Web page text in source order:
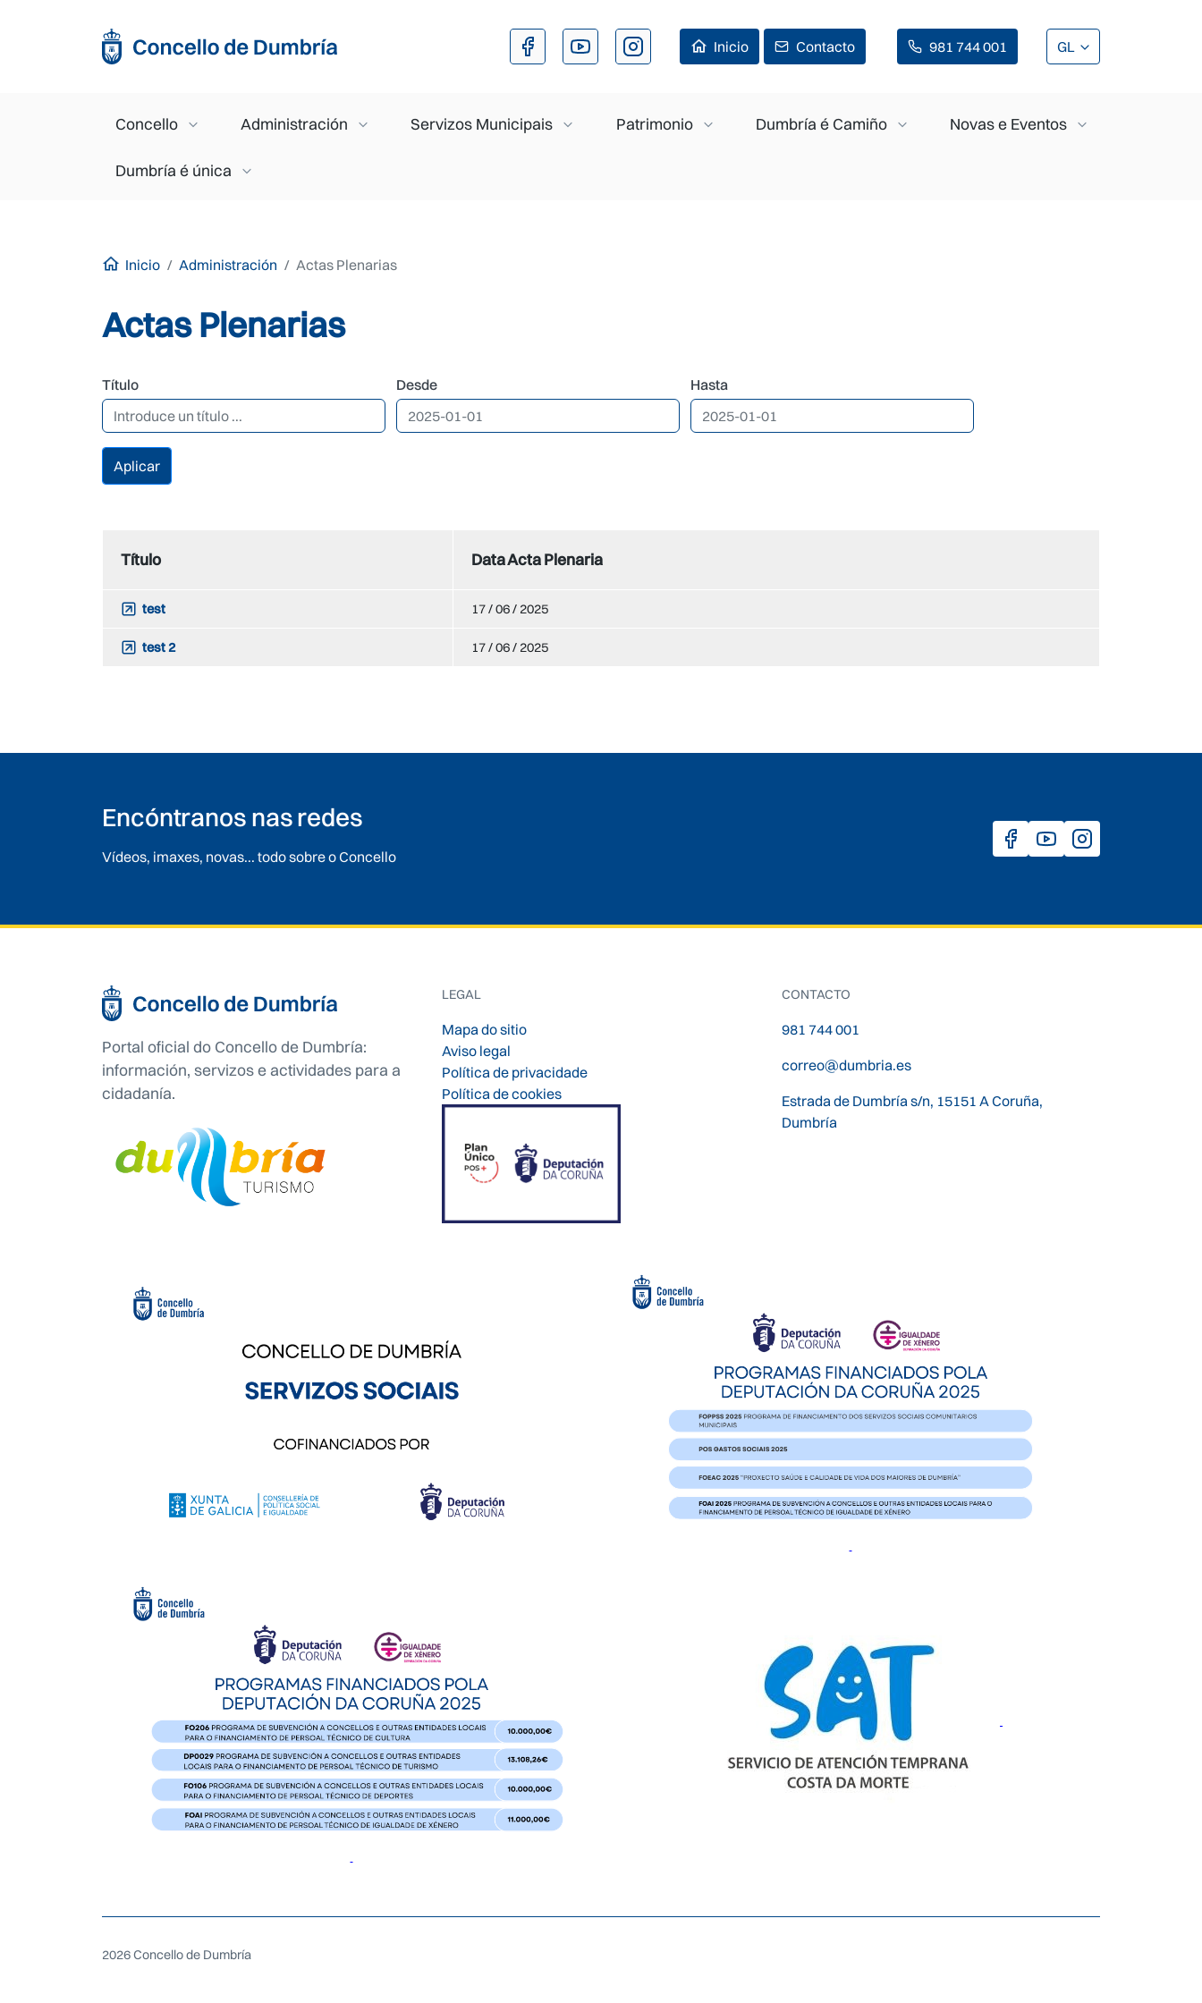
Inicio Contacto 981 744 001 GL
Main navigation
Concello Administración Servizos Municipais Patrimonio Dumbría é Camiño Novas e Eventos
Dumbría é única
Inicio Administración Actas Plenarias
Actas Plenarias
Título Desde Hasta
Título Data Acta Plenaria
test 17 / 06 / 2025
test 2 17 / 06 / 2025
Encóntranos nas redes
Vídeos, imaxes, novas... todo sobre o Concello
Portal oficial do Concello de Dumbría:
información, servizos e actividades para a
cidadanía.
LEGAL
Mapa do sitio
Aviso legal
Política de privacidade
Política de cookies
CONTACTO
981 744 001
correo@dumbria.es
Estrada de Dumbría s/n, 15151 A Coruña,
Dumbría
2026 Concello de Dumbría